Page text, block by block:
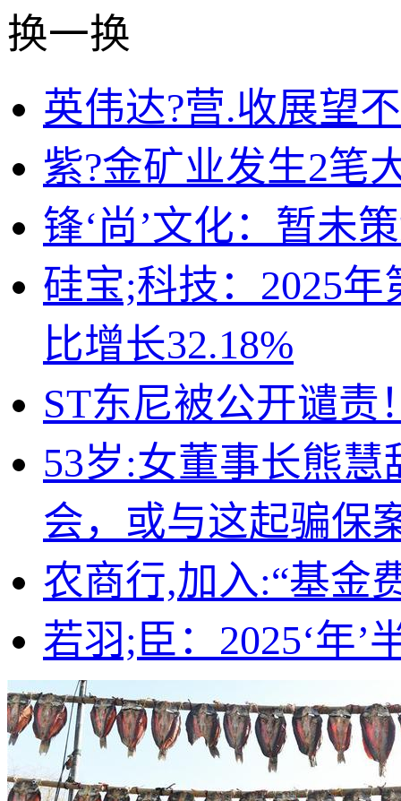
换一换
英伟达?营.收展望
紫?金矿业发生2笔
锋‘尚’文化：暂未
硅宝;科技：2025
比增长32.18%
ST东尼被公开谴责
53岁:女董事长熊
会，或与这起骗保
农商行,加入:“基金
若羽;臣：2025‘年’